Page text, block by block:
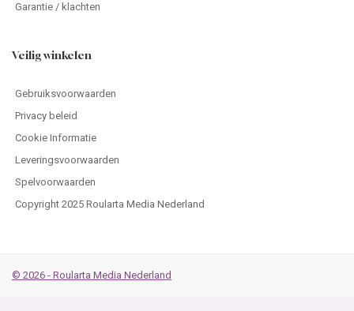
Garantie / klachten
Veilig winkelen
Gebruiksvoorwaarden
Privacy beleid
Cookie Informatie
Leveringsvoorwaarden
Spelvoorwaarden
Copyright 2025 Roularta Media Nederland
© 2026 - Roularta Media Nederland